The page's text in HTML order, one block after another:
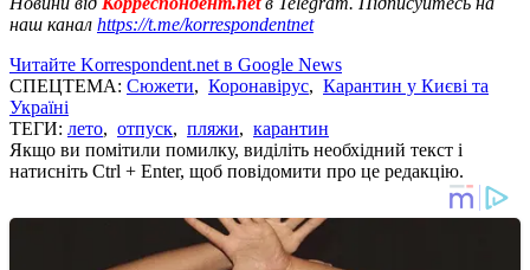
наш канал https://t.me/korrespondentnet
Читайте Korrespondent.net в Google News
СПЕЦТЕМА: Сюжети, Коронавірус, Карантин у Києві та
Україні
ТЕГИ: лето, отпуск, пляжи, карантин
Якщо ви помітили помилку, виділіть необхідний текст і
натисніть Ctrl + Enter, щоб повідомити про це редакцію.